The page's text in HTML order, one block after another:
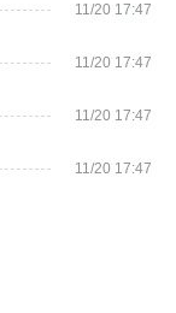
11/20 17:47
11/20 17:47
11/20 17:47
11/20 17:47